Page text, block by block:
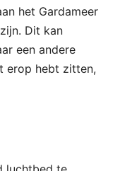
het Gardameer
Dit kan
een andere
erop hebt zitten,